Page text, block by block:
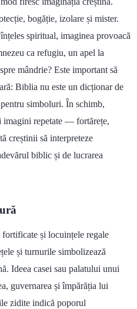
bogăție, izolare și mister.
spiritual, imaginea provoacă
ca refugiu, un apel la
mândrie? Este important să
Biblia nu este un dicționar de
simboluri. În schimb,
imagini repetate — fortărețe,
creștinii să interpreteze
biblic și de lucrarea
și locuințele regale
și turnurile simbolizează
Ideea casei sau palatului unui
guvernarea și împărăția lui
zidite indică poporul